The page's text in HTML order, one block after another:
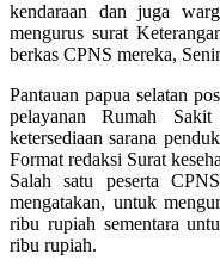
kendaraan dan juga
mengurus surat
berkas CPNS mereka,
Pantauan papua selatan
pelayanan Rumah
ketersediaan sarana
Format redaksi Surat
Salah satu peserta
mengatakan, untuk
ribu rupiah sementara
ribu rupiah.